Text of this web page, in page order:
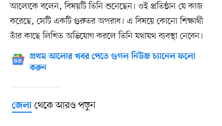
আলোকে বলেন, বিষয়টি তিনি শুনেছেন। ওই প্রতিষ্ঠান যে কাজ
করেছে, সেটি একটি গুরুতর অপরাধ। এ বিষয়ে কোনো শিক্ষার্থী
তাঁর কাছে লিখিত অভিযোগ করলে তিনি যথাযথ ব্যবস্থা নেবেন।
প্রথম আলোর খবর পেতে গুগল নিউজ চ্যানেল ফলো
করুন
জেলাথেকে আরও পড়ুন